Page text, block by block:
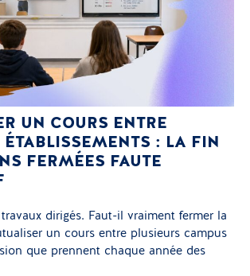
UN COURS ENTRE
ÉTABLISSEMENTS : LA FIN
FERMÉES FAUTE
dirigés. Faut-il vraiment fermer la
un cours entre plusieurs campus
que prennent chaque année des